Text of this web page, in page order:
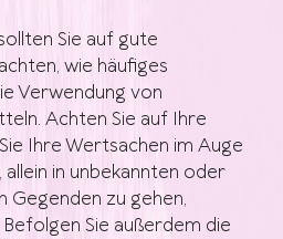
Sie auf gute
wie häufiges
Verwendung von
Achten Sie auf Ihre
Ihre Wertsachen im Auge
allein in unbekannten oder
Gegenden zu gehen,
Sie außerdem die